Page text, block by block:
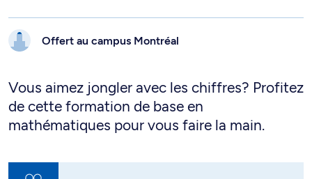
Offert au campus Montréal
Vous aimez jongler avec les chiffres? Profitez
de cette formation de base en
mathématiques pour vous faire la main.